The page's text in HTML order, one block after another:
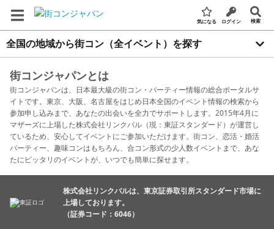
気になる ログイン 検索
全国の地域から街コン（全イベント）を探す
街コンジャパンとは
街コンジャパンは、日本最大級の街コン・パーティー情報の総合ポータルサ
イトです。東京、大阪、名古屋をはじめ日本全国のイベント情報の検索から
参加申し込みまで、あなたの出会いを全力でサポートします。2015年4月に
マザーズに上場した株式会社リンクバル（現：東証スタンダード）が運営し
ているため、安心してイベントにご参加いただけます。街コン、恋活・婚活
パーティー、趣味コンはもちろん、合コン形式の少人数イベントまで、あな
たにピッタリのイベントが、いつでも簡単に探せます。
株式会社リンクバルは、東京証券取引所スタンダード市場に
上場しております。
（証券コード：6046）